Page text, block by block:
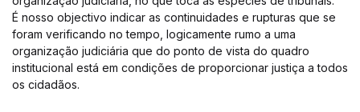
É nosso objectivo indicar as continuidades e rupturas que se
foram verificando no tempo, logicamente rumo a uma
organização judiciária que do ponto de vista do quadro
institucional está em condições de proporcionar justiça a todos
os cidadãos.